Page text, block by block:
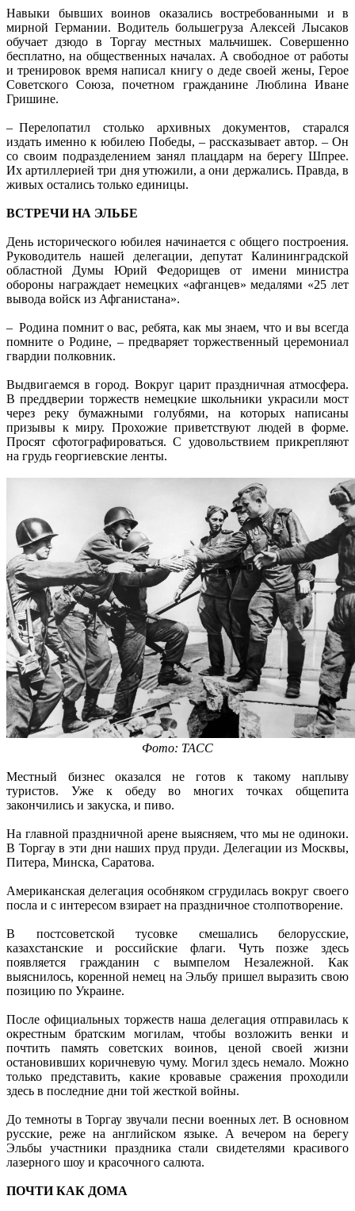
Навыки бывших воинов оказались востребованными и в
мирной Германии. Водитель большегруза Алексей Лысаков
обучает дзюдо в Торгау местных мальчишек. Совершенно
бесплатно, на общественных началах. А свободное от работы
и тренировок время написал книгу о деде своей жены, Герое
Советского Союза, почетном гражданине Люблина Иване
Гришине.
– Перелопатил столько архивных документов, старался
издать именно к юбилею Победы, – рассказывает автор. – Он
со своим подразделением занял плацдарм на берегу Шпрее.
Их артиллерией три дня утюжили, а они держались. Правда, в
живых остались только единицы.
ВСТРЕЧИ НА ЭЛЬБЕ
День исторического юбилея начинается с общего построения.
Руководитель нашей делегации, депутат Калининградской
областной Думы Юрий Федорищев от имени министра
обороны награждает немецких «афганцев» медалями «25 лет
вывода войск из Афганистана».
– Родина помнит о вас, ребята, как мы знаем, что и вы всегда
помните о Родине, – предваряет торжественный церемониал
гвардии полковник.
Выдвигаемся в город. Вокруг царит праздничная атмосфера.
В преддверии торжеств немецкие школьники украсили мост
через реку бумажными голубями, на которых написаны
призывы к миру. Прохожие приветствуют людей в форме.
Просят сфотографироваться. С удовольствием прикрепляют
на грудь георгиевские ленты.
Фото: ТАСС
Местный бизнес оказался не готов к такому наплыву
туристов. Уже к обеду во многих точках общепита
закончились и закуска, и пиво.
На главной праздничной арене выясняем, что мы не одиноки.
В Торгау в эти дни наших пруд пруди. Делегации из Москвы,
Питера, Минска, Саратова.
Американская делегация особняком сгрудилась вокруг своего
посла и с интересом взирает на праздничное столпотворение.
В постсоветской тусовке смешались белорусские,
казахстанские и российские флаги. Чуть позже здесь
появляется гражданин с вымпелом Незалежной. Как
выяснилось, коренной немец на Эльбу пришел выразить свою
позицию по Украине.
После официальных торжеств наша делегация отправилась к
окрестным братским могилам, чтобы возложить венки и
почтить память советских воинов, ценой своей жизни
остановивших коричневую чуму. Могил здесь немало. Можно
только представить, какие кровавые сражения проходили
здесь в последние дни той жесткой войны.
До темноты в Торгау звучали песни военных лет. В основном
русские, реже на английском языке. А вечером на берегу
Эльбы участники праздника стали свидетелями красивого
лазерного шоу и красочного салюта.
ПОЧТИ КАК ДОМА